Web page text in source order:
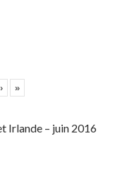
› »
Irlande – juin 2016